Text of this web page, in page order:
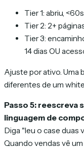
Tier 1: abriu,
Tier 2: 2+
Tier 3:
14 dias OU
Ajuste por ativo. Uma
diferentes de um
Passo 5: reescreva
linguagem de
Diga "leu o case duas
Quando vendas vê